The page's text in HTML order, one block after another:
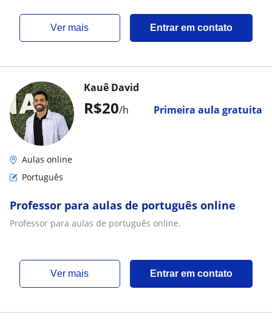
ver mais Entrar em contato
R$20/h Primeira aula gratuita
Kauê David
Aulas online
Português
Professor para aulas de português online
Professor para aulas de português online.
ver mais Entrar em contato